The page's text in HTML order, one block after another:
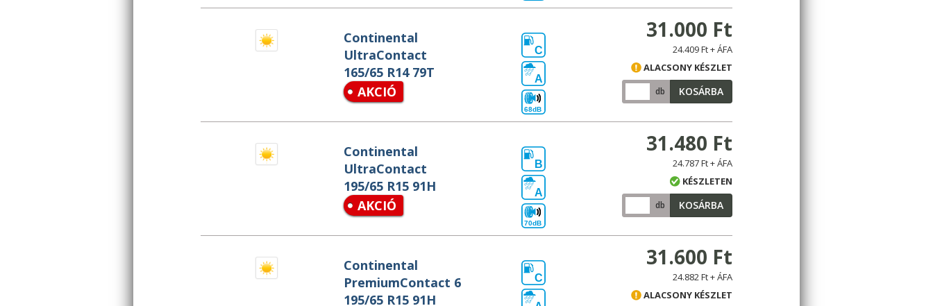
Continental
UltraContact
165/65 R14 79T
AKCIÓ
C
A
68dB
31.000 Ft
24.409 Ft + ÁFA
ALACSONY KÉSZLET
db KOSÁRBA
Continental
UltraContact
195/65 R15 91H
AKCIÓ
B
A
70dB
31.480 Ft
24.787 Ft + ÁFA
KÉSZLETEN
db KOSÁRBA
Continental
PremiumContact 6
195/65 R15 91H
C
31.600 Ft
24.882 Ft + ÁFA
ALACSONY KÉSZLET